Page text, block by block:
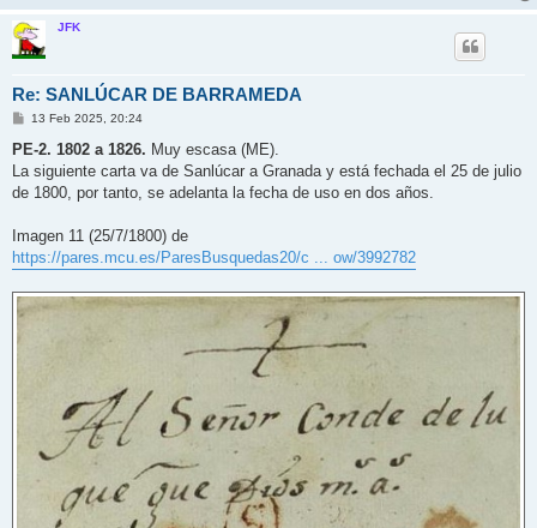
JFK
Re: SANLÚCAR DE BARRAMEDA
M
n
a
j
13 Feb 2025, 20:24
PE-2. 1802 a 1826. Muy escasa (ME).
La siguiente carta va de Sanlúcar a Granada y está fechada el 25 de julio
de 1800, por tanto, se adelanta la fecha de uso en dos años.
Imagen 11 (25/7/1800) de
https://pares.mcu.es/ParesBusquedas20/c ... ow/3992782